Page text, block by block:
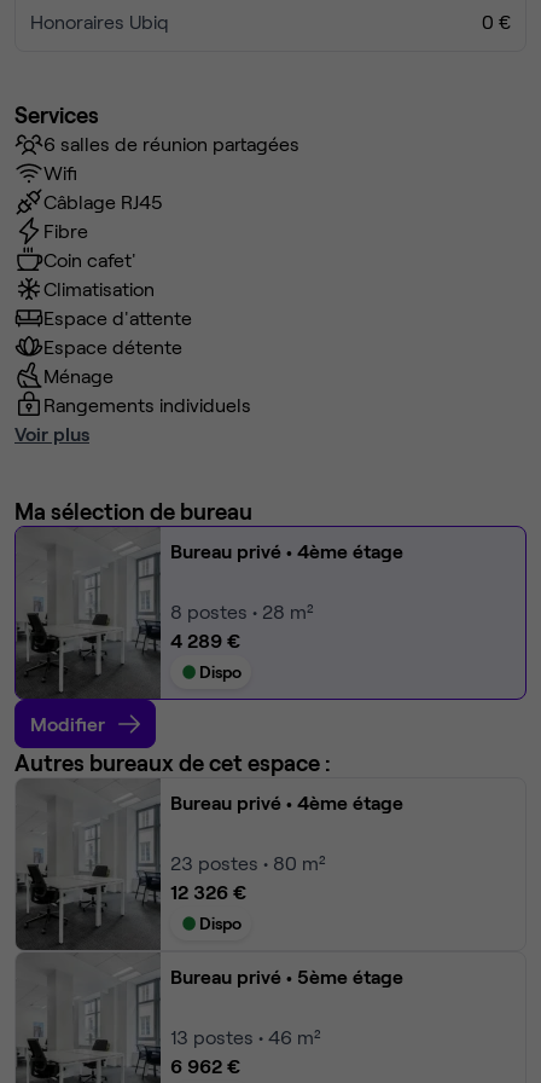
Honoraires Ubiq 0 €
Services
6 salles de réunion partagées
Wifi
Câblage RJ45
Fibre
Coin cafet'
Climatisation
Espace d'attente
Espace détente
Ménage
Rangements individuels
Voir plus
Ma sélection de bureau
Bureau privé • 4ème étage
8 postes • 28 m²
4 289 €
Dispo
Modifier
Autres bureaux de cet espace :
Bureau privé • 4ème étage
23 postes • 80 m²
12 326 €
Dispo
Bureau privé • 5ème étage
13 postes • 46 m²
6 962 €